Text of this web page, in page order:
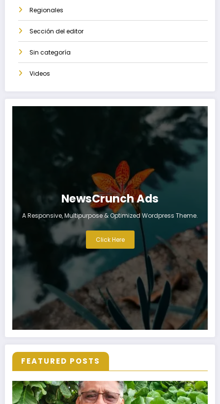
Regionales
Sección del editor
Sin categoría
Videos
NewsCrunch Ads
A Responsive, Multipurpose & Optimized Wordpress Theme.
Click Here
FEATURED POSTS